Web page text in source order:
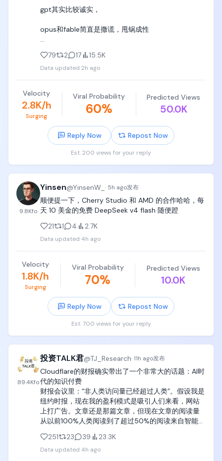
a. 《Python Crash Course: A Hands-on, Project-
程：从入门到实践），孩子的第一本编程书，让孩子
一边拿着书，一边对着电脑敲敲敲，敲敲敲，敲敲
敲，
python入门了以后，可以买《Thinking in Java》
《C++ Primer》，挑着学Java和C++这两本书；
b. 计算机三套经典，党哥都买了纸质版，党哥都没看
完。
- 计算机基础教材CSAPP《Computer Systems A
Programmers Perspective》（CSAPP）
- 可以陪伴到50岁、几代人读的圣经大套装《The Art
of Computer Programming》（TAOCP）
记住，党哥没看完是因为岁数太大了（算法导论看得
最多，其他两本进度很少），你的孩子只有6~18岁，
如果激发了巨大的兴趣，你的孩子是完完全全有精力
看完的。
如果18岁之前能扎扎实实看完这三本书，可以说比
Google和Meta里面90%的员工要强。
c. 全球公认的计算机其余主要专业教材
操作系统《Operating Systems Concepts》（操作
Tools》（编译原理，龙书）
《Modern Compiler Implementation in C》（现代
编译原理，虎书）
《Advanced Compiler Design and
Implementation》（编译器设计与实现，鲸书）
数据库《Database System Concepts》（数据库概
计算机网络《Computer Networks》Andrew S.
gpt其实比较诚实，
opus和fable简直是撒谎，甩锅成性
的）
flash则老实的像个孩子，勤奋的像个浙江人。
这是AI最好的时代。
79 2 17 15.5K
Data updated 2h ago
Velocity
2.8K/h
Surging
Viral Probability
60%
Predicted Views
50.0K
Reply Now Repost Now
Est. 200 views for your reply
9.8Kfo
Yinsen@YinsenW_ · 5h ago发布
顺便提一下，Cherry Studio 和 AMD 的合作哈哈，每
天 10 美金的免费 DeepSeek v4 flash 随便蹬
21
1 4 2.7K
Data updated 4h ago
Velocity
1.8K/h
Surging
Viral Probability
70%
Predicted Views
10.0K
Reply Now Repost Now
Est. 700 views for your reply
89.4Kfo
投资TALK君@TJ_Research·11h ago发布
Cloudflare的财报确实带出了一个非常大的话题：AI时
代的知识付费
财报会议里：“非人类访问量已经超过人类”。假设我是
纽约时报，现在我的盈利模式是吸引人们来看，网站
上打广告。文章还是那篇文章，但现在文章的阅读量
从以前100%人类阅读到了超过50%的阅读来自智能
以收费，这也是为什么模型公司和这些出版社都有版
权纠纷的问题。
251 23 39 23.3K
Data updated 4h ago